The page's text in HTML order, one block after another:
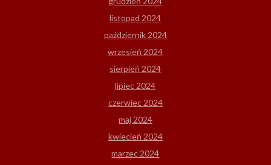
listopad 2024
październik 2024
wrzesień 2024
sierpień 2024
lipiec 2024
czerwiec 2024
maj 2024
kwiecień 2024
marzec 2024